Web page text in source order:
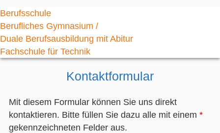
Berufsschule
Berufliches Gymnasium /
Duale Berufsausbildung mit Abitur
Fachschule für Technik
Kontaktformular
Mit diesem Formular können Sie uns direkt
kontaktieren. Bitte füllen Sie dazu alle mit einem *
gekennzeichneten Felder aus.